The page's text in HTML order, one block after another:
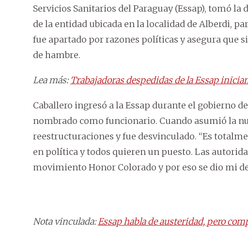
Servicios Sanitarios del Paraguay (Essap), tomó la
de la entidad ubicada en la localidad de Alberdi,
fue apartado por razones políticas y asegura que
de hambre.
Lea más:Trabajadoras despedidas de la Essap
Caballero ingresó a la Essap durante el gobierno
nombrado como funcionario. Cuando asumió la
reestructuraciones y fue desvinculado. “Es
en política y todos quieren un puesto. Las
movimiento Honor Colorado y por eso se dio mi
Nota vinculada:Essap habla de austeridad, pero